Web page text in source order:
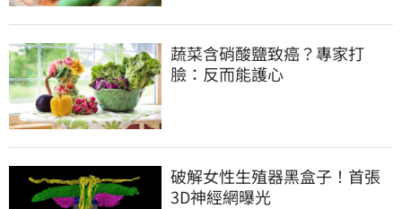
蔬菜含硝酸鹽致癌？專家打
臉：反而能護心
破解女性生殖器黑盒子！首張
3D神經網曝光